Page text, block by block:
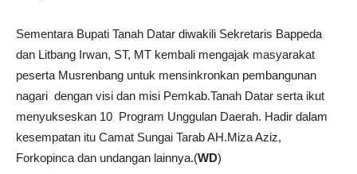
Sementara Bupati Tanah Datar diwakili Sekretaris Bappeda
dan Litbang Irwan, ST, MT kembali mengajak masyarakat
peserta Musrenbang untuk mensinkronkan pembangunan
nagari dengan visi dan misi Pemkab.Tanah Datar serta ikut
menyukseskan 10 Program Unggulan Daerah. Hadir dalam
kesempatan itu Camat Sungai Tarab AH.Miza Aziz,
Forkopinca dan undangan lainnya.(WD)